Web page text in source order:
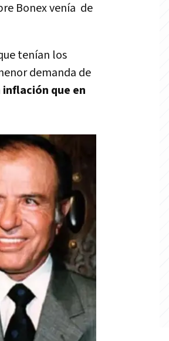
Bonex venía de
tenían los
demanda de
que en